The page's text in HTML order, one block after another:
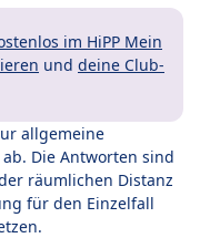
im HiPP Mein
und deine Club-
allgemeine
Die Antworten sind
räumlichen Distanz
für den Einzelfall